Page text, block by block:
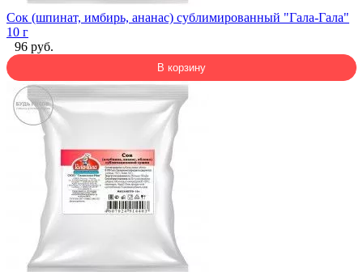
Сок (шпинат, имбирь, ананас) сублимированный "Гала-Гала"
10 г
96 руб.
В корзину